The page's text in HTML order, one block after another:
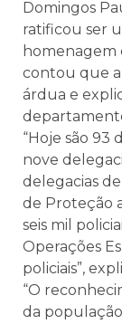
Domingos
ratificou ser
homenagem
contou que
árdua e
“Hoje são 93
nove
delegacias
de Proteção
seis mil
Operações
policiais”,
“O
da